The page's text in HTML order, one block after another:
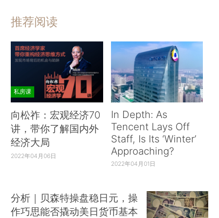
推荐阅读
私房课
向松祚：宏观经济70
讲，带你了解国内外
经济大局
2022年04月06日
In Depth: As
Tencent Lays Off
Staff, Is Its ‘Winter’
Approaching?
2022年04月01日
分析｜贝森特操盘稳日元，操
作巧思能否撬动美日货币基本